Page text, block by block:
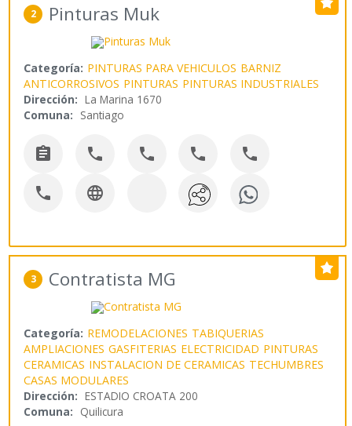
2 Pinturas Muk
Categoría: PINTURAS PARA VEHICULOS BARNIZ
ANTICORROSIVOS PINTURAS PINTURAS INDUSTRIALES
Dirección: La Marina 1670
Comuna: Santiago
    
 
3 Contratista MG
Categoría: REMODELACIONES TABIQUERIAS
AMPLIACIONES GASFITERIAS ELECTRICIDAD PINTURAS
CERAMICAS INSTALACION DE CERAMICAS TECHUMBRES
CASAS MODULARES
Dirección: ESTADIO CROATA 200
Comuna: Quilicura